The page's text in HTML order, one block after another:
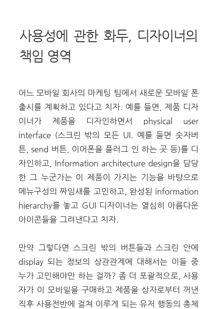
사용성에 관한 화두, 디자이너의
책임 영역
어느 모바일 회사의 마케팅 팀에서 새로운 모바일 폰
출시를 계획하고 있다고 치자. 예를 들면, 제품 디자
이너가 제품을 디자인하면서 physical user
interface (스크린 밖의 모든 UI. 예를 들면 숫자버
튼, send 버튼, 이어폰을 플러그 인 하는 곳 등)를 디
자인하고, Information architecture design을 담당
한 그 누군가는 이 제품이 가지는 기능을 바탕으로
메뉴구성의 짜임새를 고민하고, 완성된 information
hierarchy를 놓고 GUI 디자이너는 열심히 아름다운
아이콘들을 그려낸다고 치자.
만약 그렇다면 스크린 밖의 버튼들과 스크린 안에
display 되는 정보의 상관관계에 대해서는 이들 중
누가 고민해야만 하는 걸까? 좀 더 포괄적으로, 사용
자가 이 모바일을 구매하고 제품을 상자로부터 꺼낸
직후 사용전반에 걸쳐 이루게 되는 유저 행동의 총체